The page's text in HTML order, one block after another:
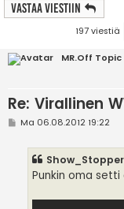
Vastaa Viestiin
197 viestiä
MR.Off Topic
Re: Virallinen
VMa 06.08.2012 19:22
Punkin oma setti